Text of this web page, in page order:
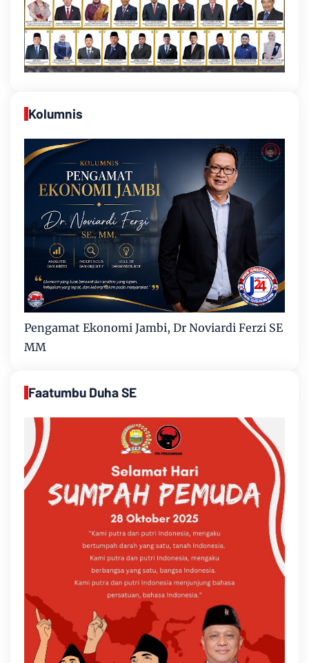
Kolumnis
Pengamat Ekonomi Jambi, Dr Noviardi Ferzi SE
MM
Faatumbu Duha SE